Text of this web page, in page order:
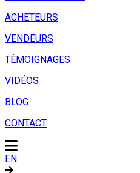
ACHETEURS
VENDEURS
TÉMOIGNAGES
VIDÉOS
BLOG
CONTACT
EN